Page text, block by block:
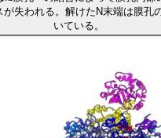
失われる。解けたN末端は膜孔
いている。